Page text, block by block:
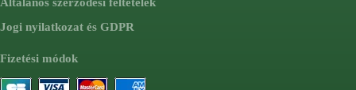
Jogi nyilatkozat és GDPR
Fizetési módok